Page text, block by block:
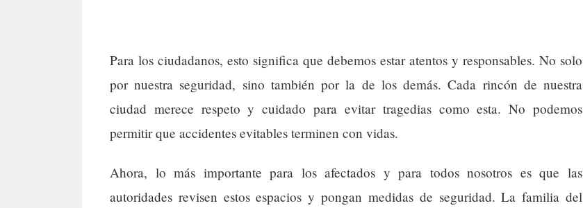
Para los ciudadanos, esto significa que debemos estar atentos y responsables. No solo
por nuestra seguridad, sino también por la de los demás. Cada rincón de nuestra
ciudad merece respeto y cuidado para evitar tragedias como esta. No podemos
permitir que accidentes evitables terminen con vidas.
Ahora, lo más importante para los afectados y para todos nosotros es que las
autoridades revisen estos espacios y pongan medidas de seguridad. La familia del